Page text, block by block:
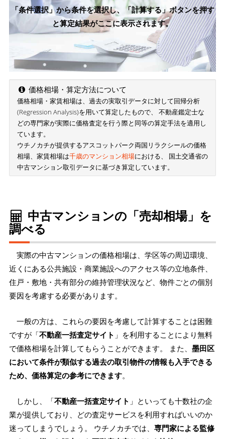
「条件選択」から条件を選択し、「計算する」ボタンを押す
と算定結果がここに表示されます。
価格相場・算定方法について
価格相場・家賃相場は、過去の実取引データに対して回帰分析
(Regression Analysis)を用いて算定したもので、 不動産鑑定士な
どの専門家が実際に価格査定を行う際と同等の算定手法を適用し
ています。
ウチノカチが提供するアスコットパーク両国リラクシールの価格
相場、家賃相場は千歳のマンション相場における、 国土交通省の
中古マンション取引データに基づき算定しています。
中古マンションの「売却相場」を
調べる
実際の中古マンションの価格相場は、学区等の周辺環境、
近くにある公共施設・商業施設へのアクセス等の立地条件、
住戸・敷地・共有部分の維持管理状況など、物件ごとの個別
要因を考慮する必要があります。
一般の方は、これらの要因を考慮して計算することは困難
ですが「不動産一括査定サイト 」を利用することにより無料
で価格相場を計算してもらうことができます。 また、 墨田区
において条件が類似する過去の取引物件の情報も入手できる
ため、価格算定の参考にできます。
しかし、「不動産一括査定サイト 」といっても十数社の企
業が提供しており、どの査定サービスを利用すればいいのか
迷ってしまうでしょう。 ウチノカチでは、 専門家による監修